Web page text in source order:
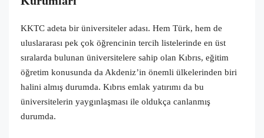
KKTC adeta bir üniversiteler adası. Hem Türk, hem de
uluslararası pek çok öğrencinin tercih listelerinde en üst
sıralarda bulunan üniversitelere sahip olan Kıbrıs, eğitim
öğretim konusunda da Akdeniz’in önemli ülkelerinden biri
halini almış durumda. Kıbrıs emlak yatırımı da bu
üniversitelerin yaygınlaşması ile oldukça canlanmış
durumda.